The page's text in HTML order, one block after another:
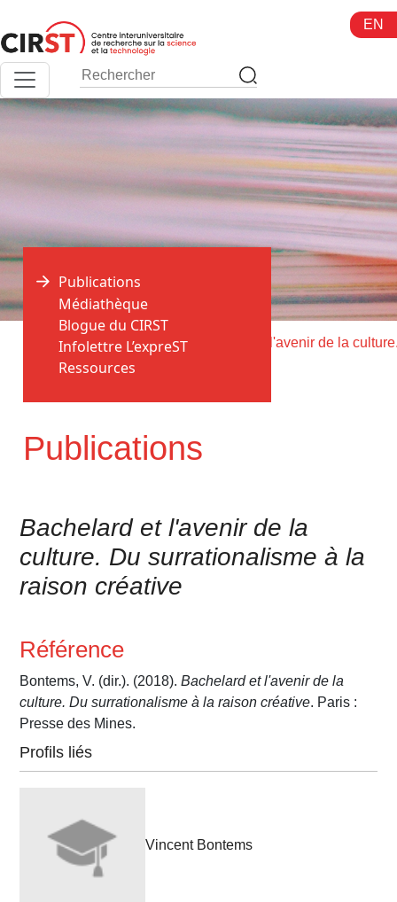
au
contenu
EN
Accueil > Publications >
Publications
Publications
Médiathèque
Blogue du CIRST
Infolettre L’expreST
Ressources
Bachelard et l'avenir de la
culture. Du surrationalisme à la
raison créative
Référence
Bontems, V. (dir.). (2018).Bachelard et l'avenir de la
culture. Du surrationalisme à la raison créative. Paris :
Presse des Mines.
Profils liés
Vincent Bontems